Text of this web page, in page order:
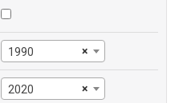
×
1990
×
2020